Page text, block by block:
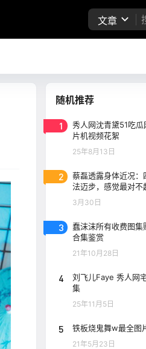
文章
随机推荐
1
秀人网沈青黛51吃
片机视频花絮
25年8月13日
2
蔡磊透露身体近况
法迈步，感觉最对不
3月30日
3
蠢沫沫所有收费图集
合集鉴赏
21年10月28日
4
刘飞儿Faye 秀人网宅男网红写真图片合
集
25年11月5日
5 铁板烧鬼舞w最全图
21年5月23日